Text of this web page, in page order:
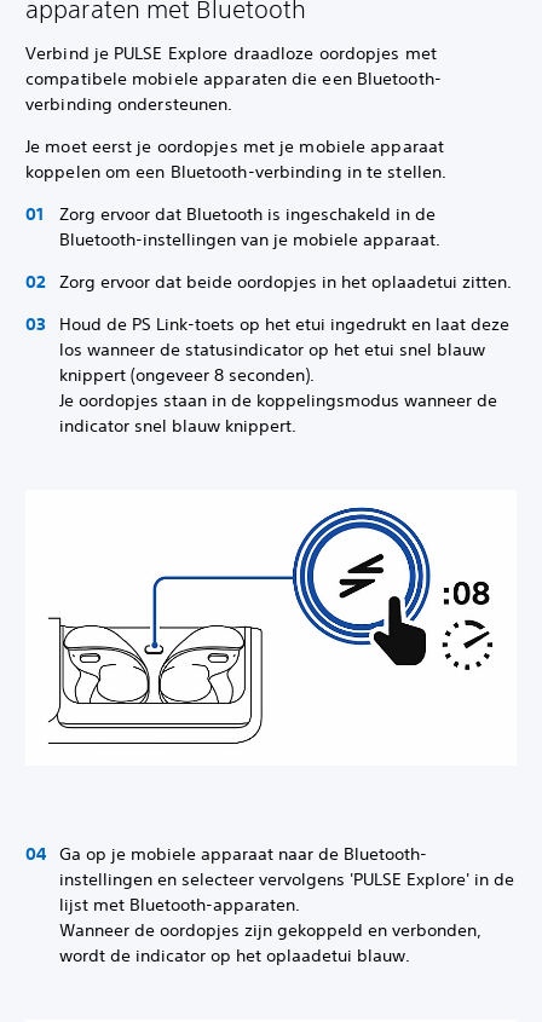
apparaten met Bluetooth
Verbind je PULSE Explore draadloze oordopjes met
compatibele mobiele apparaten die een Bluetooth-
verbinding ondersteunen.
Je moet eerst je oordopjes met je mobiele apparaat
koppelen om een Bluetooth-verbinding in te stellen.
Zorg ervoor dat Bluetooth is ingeschakeld in de
Bluetooth-instellingen van je mobiele apparaat.
Zorg ervoor dat beide oordopjes in het oplaadetui zitten.
Houd de PS Link-toets op het etui ingedrukt en laat deze
los wanneer de statusindicator op het etui snel blauw
knippert (ongeveer 8 seconden).
Je oordopjes staan in de koppelingsmodus wanneer de
indicator snel blauw knippert.
Ga op je mobiele apparaat naar de Bluetooth-
instellingen en selecteer vervolgens 'PULSE Explore' in de
lijst met Bluetooth-apparaten.
Wanneer de oordopjes zijn gekoppeld en verbonden,
wordt de indicator op het oplaadetui blauw.